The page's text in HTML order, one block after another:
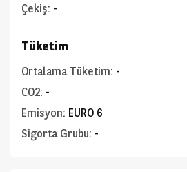
Çekiş: -
Tüketim
Ortalama Tüketim: -
CO2: -
Emisyon: EURO 6
Sigorta Grubu: -